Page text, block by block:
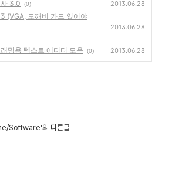
3.0 (0) 2013.06.28
(VGA, 도깨비 카드 있어야
2013.06.28
밍용 텍스트 에디터 모음 (0) 2013.06.28
Software'의 다른글